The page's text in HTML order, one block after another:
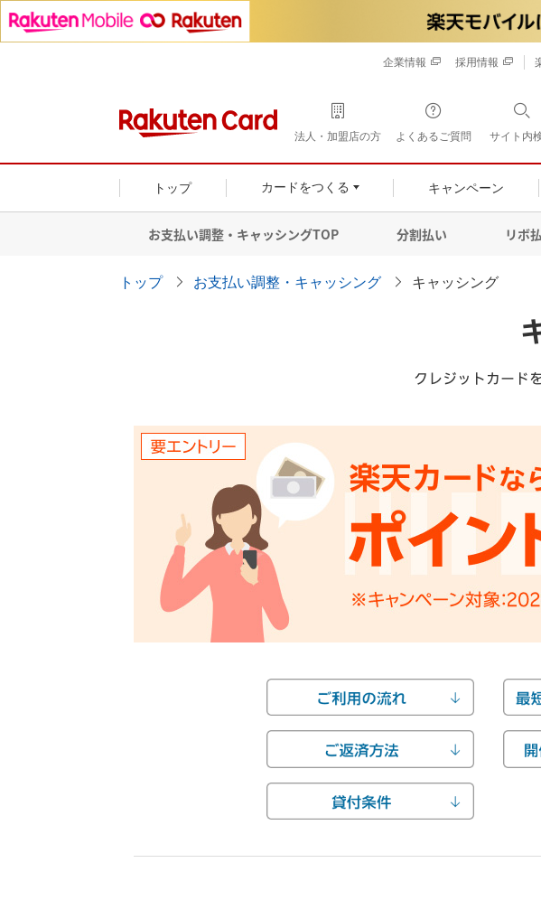
企業情報 採用情報
法人・加盟店の方 よくあるご質問 サイト内
トップ カードをつくる キャンペーン
お支払い調整・キャッシングTOP 分割払い リボ
トップ お支払い調整・キャッシング キャッシング
クレジットカード